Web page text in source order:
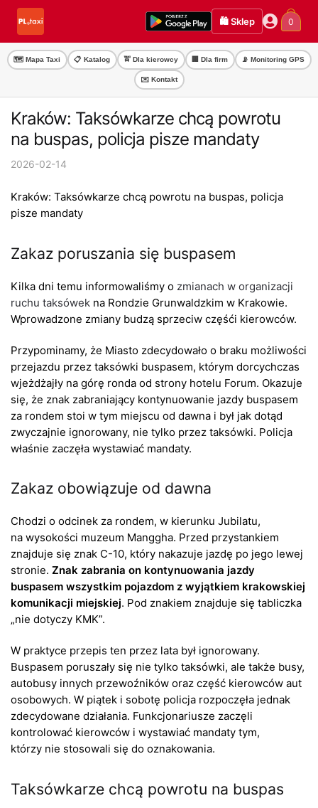
Przejdź
nawigacji
Przejdź
treści
🛍️ Sklep 0
🗺️ Mapa Taxi 📋 Katalog 🚖 Dla kierowcy 🏢 Dla firm 📡 Monitoring GPS
✉️ Kontakt
Kraków: Taksówkarze chcą powrotu
na buspas, policja pisze mandaty
2026-02-14
Kraków: Taksówkarze chcą powrotu na buspas, policja
pisze mandaty
Zakaz poruszania się buspasem
Kilka dni temu informowaliśmy o zmianach w organizacji
ruchu taksówek na Rondzie Grunwaldzkim w Krakowie.
Wprowadzone zmiany budzą sprzeciw częśći kierowców.
Przypominamy, że Miasto zdecydowało o braku możliwości
przejazdu przez taksówki buspasem, którym dorcychczas
wjeżdżajły na górę ronda od strony hotelu Forum. Okazuje
się, że znak zabraniający kontynuowanie jazdy buspasem
za rondem stoi w tym miejscu od dawna i był jak dotąd
zwyczajnie ignorowany, nie tylko przez taksówki. Policja
właśnie zaczęła wystawiać mandaty.
Zakaz obowiązuje od dawna
Chodzi o odcinek za rondem, w kierunku Jubilatu,
na wysokości muzeum Manggha. Przed przystankiem
znajduje się znak C-10, który nakazuje jazdę po jego lewej
stronie. Znak zabrania on kontynuowania jazdy
buspasem wszystkim pojazdom z wyjątkiem krakowskiej
komunikacji miejskiej. Pod znakiem znajduje się tabliczka
„nie dotyczy KMK”.
W praktyce przepis ten przez lata był ignorowany.
Buspasem poruszały się nie tylko taksówki, ale także busy,
autobusy innych przewoźników oraz część kierowców aut
osobowych. W piątek i sobotę policja rozpoczęła jednak
zdecydowane działania. Funkcjonariusze zaczęli
kontrolować kierowców i wystawiać mandaty tym,
którzy nie stosowali się do oznakowania.
Taksówkarze chcą powrotu na buspas